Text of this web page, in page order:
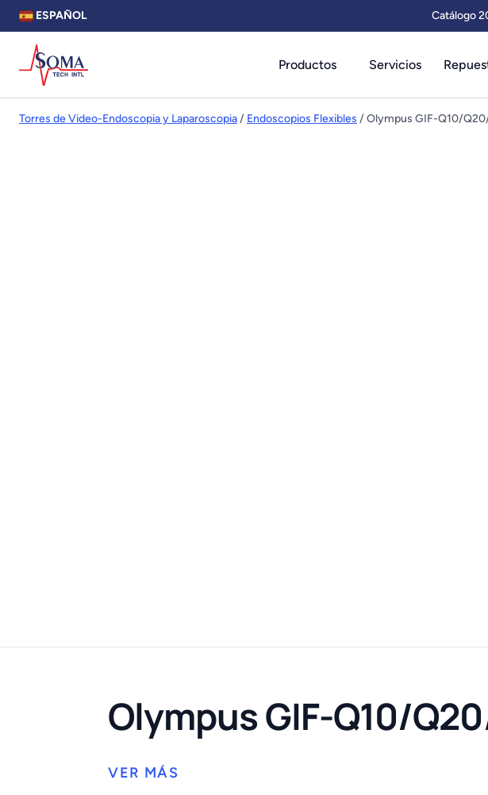
ESPAÑOL Catálogo
Productos Servicios
Torres de Video-Endoscopia y Laparoscopia/ Endoscopios Flexibles / Olympus GIF-Q10/
Olympus GIF-Q10/